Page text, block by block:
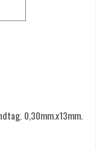
0,30mm.x13mm.